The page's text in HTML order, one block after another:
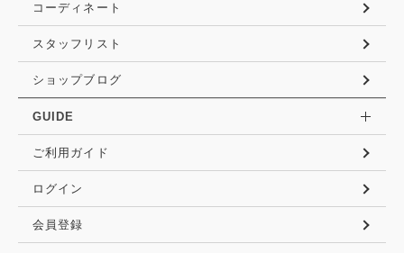
コーディネート
スタッフリスト
ショップブログ
GUIDE
ご利用ガイド
ログイン
会員登録